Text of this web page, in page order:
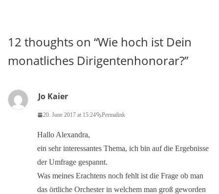
12 thoughts on “Wie hoch ist Dein
monatliches Dirigentenhonorar?”
Jo Kaier
20. June 2017 at 15:24 Permalink
Hallo Alexandra,
ein sehr interessantes Thema, ich bin auf die Ergebnisse
der Umfrage gespannt.
Was meines Erachtens noch fehlt ist die Frage ob man
das örtliche Orchester in welchem man groß geworden